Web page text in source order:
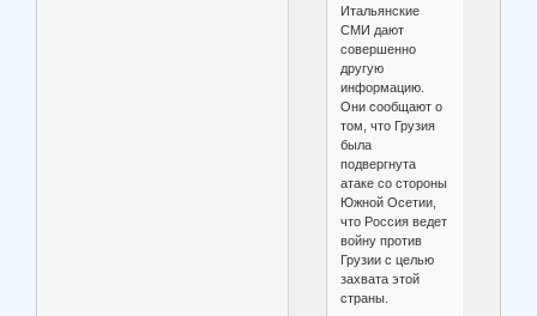
Итальянские
СМИ дают
совершенно
другую
информацию.
Они сообщают о
том, что Грузия
была
подвергнута
атаке со стороны
Южной Осетии,
что Россия ведет
войну против
Грузии с целью
захвата этой
страны.